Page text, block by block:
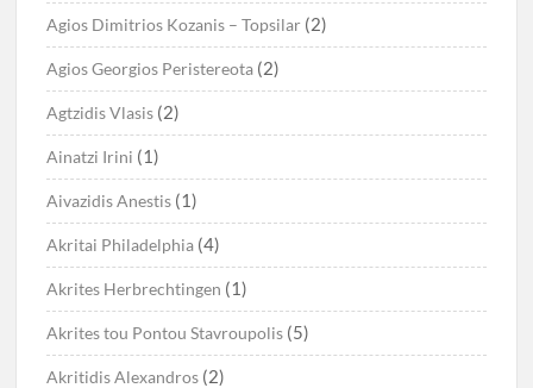
Agios Dimitrios Kozanis – Topsilar (2)
Agios Georgios Peristereota (2)
Agtzidis Vlasis (2)
Ainatzi Irini (1)
Aivazidis Anestis (1)
Akritai Philadelphia (4)
Akrites Herbrechtingen (1)
Akrites tou Pontou Stavroupolis (5)
Akritidis Alexandros (2)